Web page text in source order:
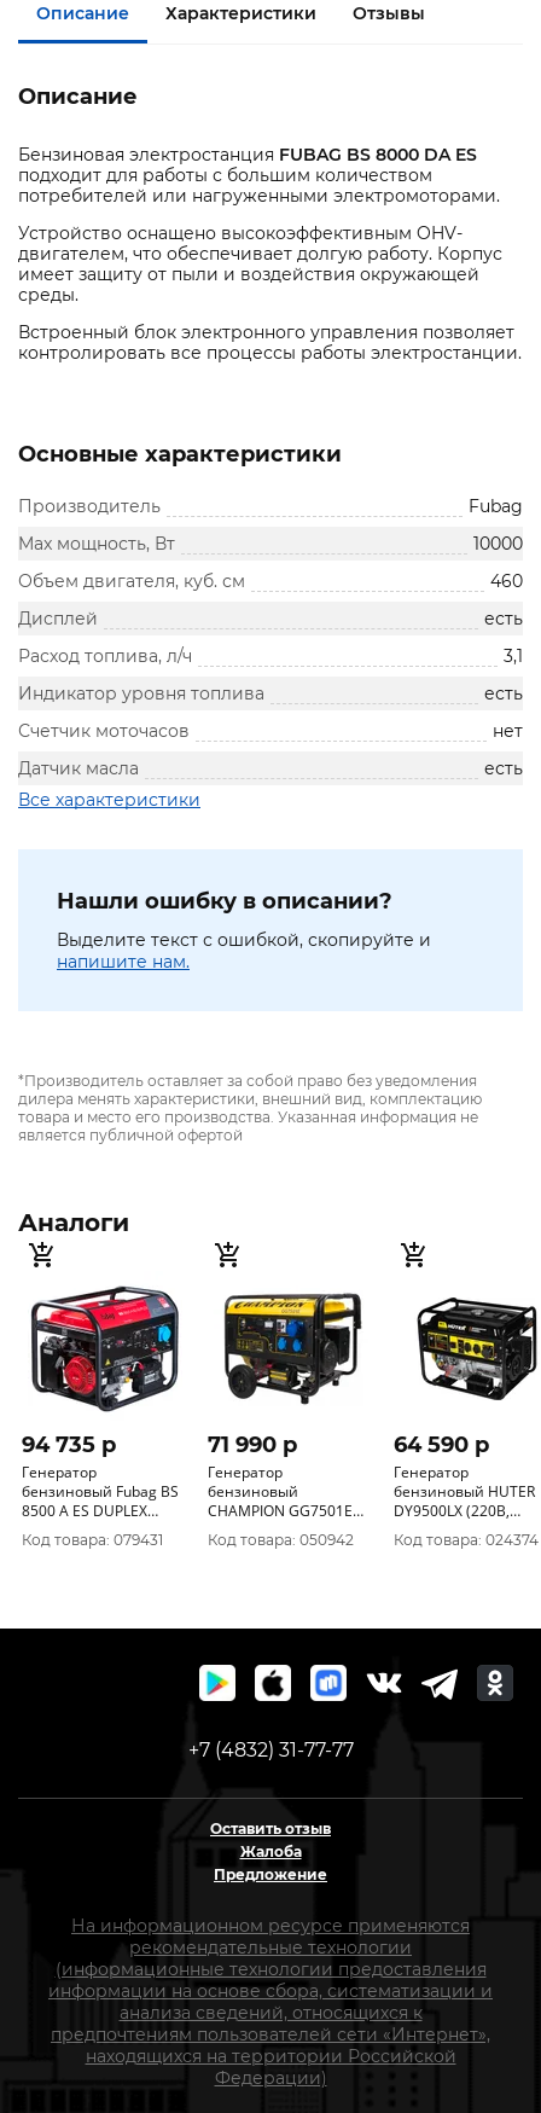
Описание Характеристики Отзывы
Описание
Бензиновая электростанция FUBAG BS 8000 DA ES
подходит для работы с большим количеством
потребителей или нагруженными электромоторами.
Устройство оснащено высокоэффективным OHV-
двигателем, что обеспечивает долгую работу. Корпус
имеет защиту от пыли и воздействия окружающей
среды.
Встроенный блок электронного управления позволяет
контролировать все процессы работы электростанции.
Основные характеристики
Производитель
Fubag
Max мощность, Вт
10000
Объем двигателя, куб. см
460
Дисплей
есть
Расход топлива, л/ч
3,1
Индикатор уровня топлива
есть
Счетчик моточасов
нет
Датчик масла
есть
Все характеристики
Нашли ошибку в описании?
Выделите текст с ошибкой, скопируйте и
напишите нам.
*Производитель оставляет за собой право без уведомления
дилера менять характеристики, внешний вид, комплектацию
товара и место его производства. Указанная информация не
является публичной офертой
Аналоги
94 735 p
Генератор
бензиновый Fubag BS
8500 A ES DUPLEX
(8500Вт, 3.1 л/ч, 457
см?, 220 В) 641089
Код товара: 079431
71 990 p
Генератор
бензиновый
CHAMPION GG7501Е
(6000/6500
Вт.16А/220х2,
Код товара: 050942
64 590 p
Генератор
бензиновый HUTER
DY9500LХ (220В,
7500/8000 Вт, бенз,
96кг) 64/1/40
Код товара: 024374
+7 (4832) 31-77-77
Оставить отзыв
Жалоба
Предложение
На информационном ресурсе применяются
рекомендательные технологии
(информационные технологии предоставления
информации на основе сбора, систематизации и
анализа сведений, относящихся к
предпочтениям пользователей сети «Интернет»,
находящихся на территории Российской
Федерации)